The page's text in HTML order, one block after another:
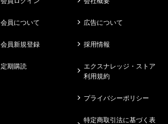
会員について
会員新規登録
定期購読
広告について
採用情報
エクスナレッジ・ストア
利用規約
プライバシーポリシー
特定商取引法に基づく表